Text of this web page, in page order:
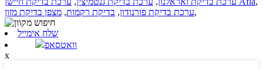
ערכת בדיקת פורנודון, בדיקת רקמות, מצפן בדיקת מזון ,
שלח אימייל
וואטסאפ
x